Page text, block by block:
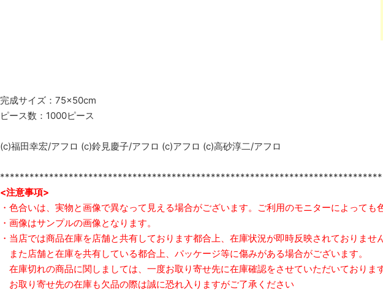
完成サイズ：75×50cm
ピース数：1000ピース
(c)福田幸宏/アフロ (c)鈴見慶子/アフロ (c)アフロ (c)高砂淳二/アフロ
<注意事項>
・色合いは、実物と画像で異なって見える場合がございます。ご利用のモニターによっても
・画像はサンプルの画像となります。
・当店では商品在庫を店舗と共有しております都合上、在庫状況が即時反映されておりませ
また店舗と在庫を共有している都合上、パッケージ等に傷みがある場合がございます。
在庫切れの商品に関しましては、一度お取り寄せ先に在庫確認をさせていただいておりま
お取り寄せ先の在庫も欠品の際は誠に恐れ入りますがご了承ください